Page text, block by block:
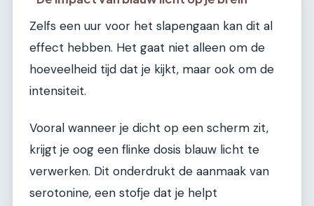
Zelfs een uur voor het slapengaan kan dit al
effect hebben. Het gaat niet alleen om de
hoeveelheid tijd dat je kijkt, maar ook om de
intensiteit.
Vooral wanneer je dicht op een scherm zit,
krijgt je oog een flinke dosis blauw licht te
verwerken. Dit onderdrukt de aanmaak van
serotonine, een stofje dat je helpt